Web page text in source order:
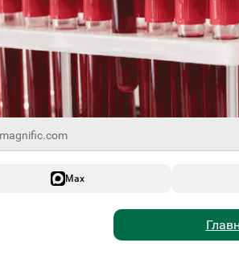
magnific.com
Max